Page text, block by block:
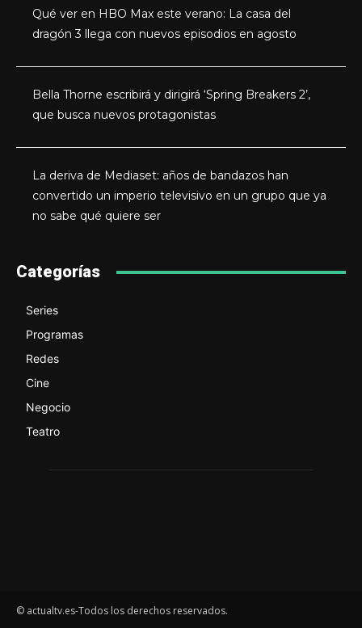
Qué ver en HBO Max este verano: La casa del
dragón 3 llega con nuevos episodios en agosto
Bella Thorne escribirá y dirigirá ‘Spring Breakers 2’,
que busca nuevos protagonistas
La deriva de Mediaset: años de bandazos han
convertido un imperio televisivo en un grupo que ya
no sabe qué quiere ser
Categorías
Series
Programas
Redes
Cine
Negocio
Teatro
© actualtv.es-Todos los derechos reservados.